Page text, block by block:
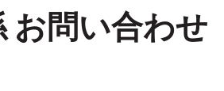
お問い合わせ